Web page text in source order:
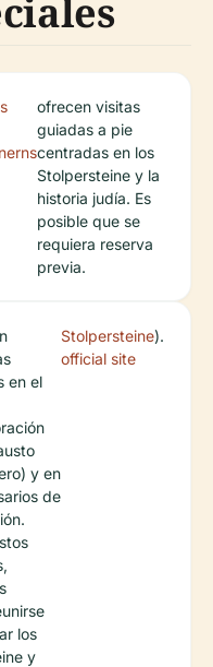
ofrecen visitas
guiadas a pie
centradas en los
Stolpersteine y la
historia judía. Es
posible que se
requiera reserva
previa.
en el
y en
de
los
y
Stolpersteine
official site
).